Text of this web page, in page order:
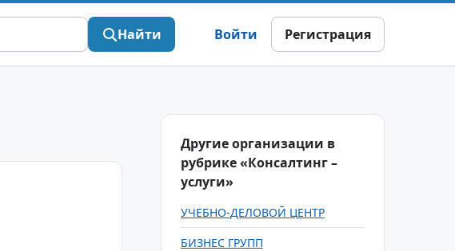
Найти Войти Регистрация
Другие организации в
рубрике «Консалтинг –
услуги»
УЧЕБНО-ДЕЛОВОЙ ЦЕНТР
БИЗНЕС ГРУПП